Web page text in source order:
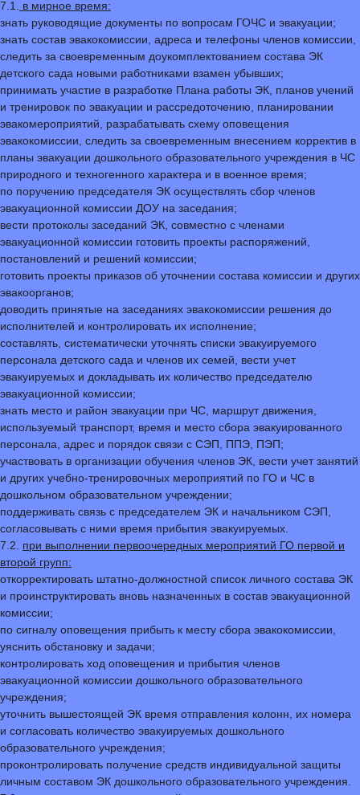
7.1.
в мирное время:
знать руководящие документы по вопросам ГОЧС и эвакуации;
знать состав эвакокомиссии, адреса и телефоны членов комиссии,
следить за своевременным доукомплектованием состава ЭК
детского сада новыми работниками взамен убывших;
принимать участие в разработке Плана работы ЭК, планов учений
и тренировок по эвакуации и рассредоточению, планировании
эвакомероприятий, разрабатывать схему оповещения
эвакокомиссии, следить за своевременным внесением корректив в
планы эвакуации дошкольного образовательного учреждения в ЧС
природного и техногенного характера и в военное время;
по поручению председателя ЭК осуществлять сбор членов
эвакуационной комиссии ДОУ на заседания;
вести протоколы заседаний ЭК, совместно с членами
эвакуационной комиссии готовить проекты распоряжений,
постановлений и решений комиссии;
готовить проекты приказов об уточнении состава комиссии и других
эвакоорганов;
доводить принятые на заседаниях эвакокомиссии решения до
исполнителей и контролировать их исполнение;
составлять, систематически уточнять списки эвакуируемого
персонала детского сада и членов их семей, вести учет
эвакуируемых и докладывать их количество председателю
эвакуационной комиссии;
знать место и район эвакуации при ЧС, маршрут движения,
используемый транспорт, время и место сбора эвакуированного
персонала, адрес и порядок связи с СЭП, ППЭ, ПЭП;
участвовать в организации обучения членов ЭК, вести учет занятий
и других учебно-тренировочных мероприятий по ГО и ЧС в
дошкольном образовательном учреждении;
поддерживать связь с председателем ЭК и начальником СЭП,
согласовывать с ними время прибытия эвакуируемых.
7.2. при выполнении первоочередных мероприятий ГО первой и
второй групп:
откорректировать штатно-должностной список личного состава ЭК
и проинструктировать вновь назначенных в состав эвакуационной
комиссии;
по сигналу оповещения прибыть к месту сбора эвакокомиссии,
уяснить обстановку и задачи;
контролировать ход оповещения и прибытия членов
эвакуационной комиссии дошкольного образовательного
учреждения;
уточнить вышестоящей ЭК время отправления колонн, их номера
и согласовать количество эвакуируемых дошкольного
образовательного учреждения;
проконтролировать получение средств индивидуальной защиты
личным составом ЭК дошкольного образовательного учреждения.